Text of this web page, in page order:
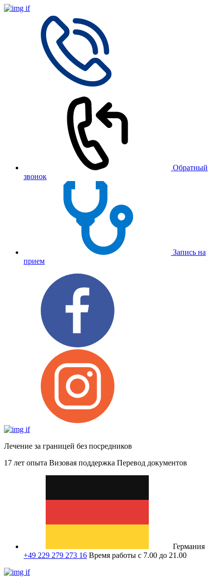
Обратный
звонок
Запись на
прием
Лечение за границей без посредников
17 лет опыта Визовая поддержка Перевод документов
Германия
+49 229 279 273 16 Время работы с 7.00 до 21.00